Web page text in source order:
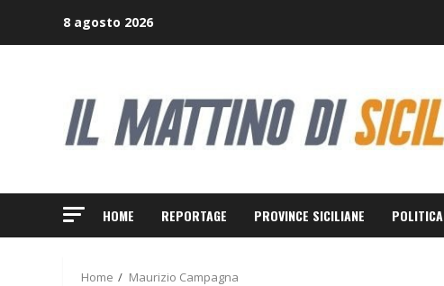
8 agosto 2026
HOME REPORTAGE PROVINCE SICILIANE POLITICA
Home Maurizio Campagna